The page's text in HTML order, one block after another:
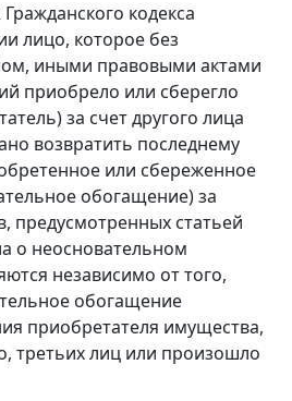
Гражданского кодекса
лицо, которое без
иными правовыми актами
приобрело или сберегло
за счет другого лица
возвратить последнему
или сбереженное
обогащение) за
предусмотренных статьей
о неосновательном
независимо от того,
обогащение
приобретателя имущества,
третьих лиц или произошло